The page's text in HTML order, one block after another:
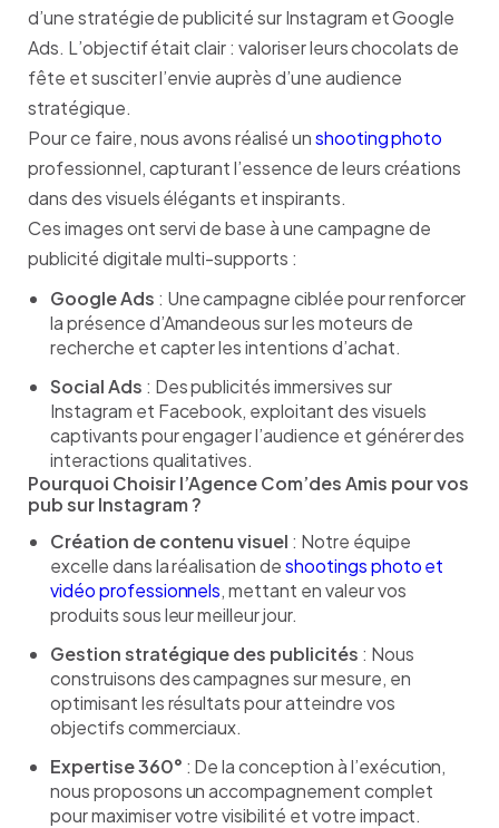
d’une stratégie de publicité sur Instagram et Google
Ads. L’objectif était clair : valoriser leurs chocolats de
fête et susciter l’envie auprès d’une audience
stratégique.
Pour ce faire, nous avons réalisé unshooting photo
professionnel, capturant l’essence de leurs créations
dans des visuels élégants et inspirants.
Ces images ont servi de base à une campagne de
publicité digitale multi-supports :
Google Ads : Une campagne ciblée pour renforcer
la présence d’Amandeous sur les moteurs de
recherche et capter les intentions d’achat.
Social Ads : Des publicités immersives sur
Instagram et Facebook, exploitant des visuels
captivants pour engager l’audience et générer des
interactions qualitatives.
Pourquoi Choisir l’Agence Com’des Amis pour vos
pub sur Instagram ?
Création de contenu visuel : Notre équipe
excelle dans la réalisation deshootings photo et
vidéo professionnels, mettant en valeur vos
produits sous leur meilleur jour.
Gestion stratégique des publicités : Nous
construisons des campagnes sur mesure, en
optimisant les résultats pour atteindre vos
objectifs commerciaux.
Expertise 360° : De la conception à l’exécution,
nous proposons un accompagnement complet
pour maximiser votre visibilité et votre impact.